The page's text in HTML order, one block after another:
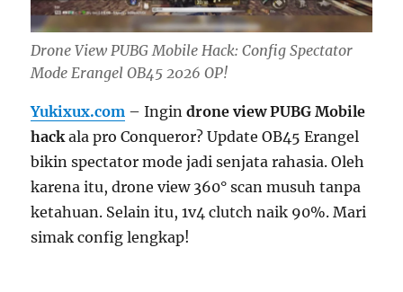
Drone View PUBG Mobile Hack: Config Spectator
Mode Erangel OB45 2026 OP!
Yukixux.com – Ingindrone view PUBG Mobile
hackala pro Conqueror? Update OB45 Erangel
bikin spectator mode jadi senjata rahasia. Oleh
karena itu, drone view 360° scan musuh tanpa
ketahuan. Selain itu, 1v4 clutch naik 90%. Mari
simak config lengkap!